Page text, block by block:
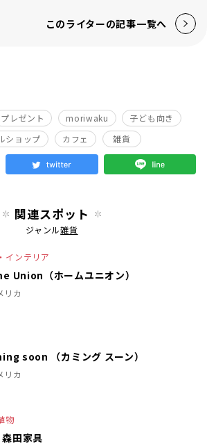
このライターの記事一覧へ
プレゼント moriwaku
子ども向き
ショップ
カフェ 雑貨
関連スポット
ジャンル雑貨
インテリア
Union（ホームユニオン）
リカ
soon （カミング スーン）
リカ
物
田家具